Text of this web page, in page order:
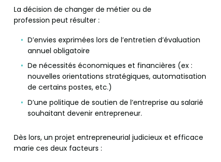
La décision de changer de métier ou de
profession peut résulter :
D’envies exprimées lors de l’entretien d’évaluation
annuel obligatoire
De nécessités économiques et financières (ex :
nouvelles orientations stratégiques, automatisation
de certains postes, etc.)
D’une politique de soutien de l’entreprise au salarié
souhaitant devenir entrepreneur.
Dès lors, un projet entrepreneurial judicieux et efficace
marie ces deux facteurs :